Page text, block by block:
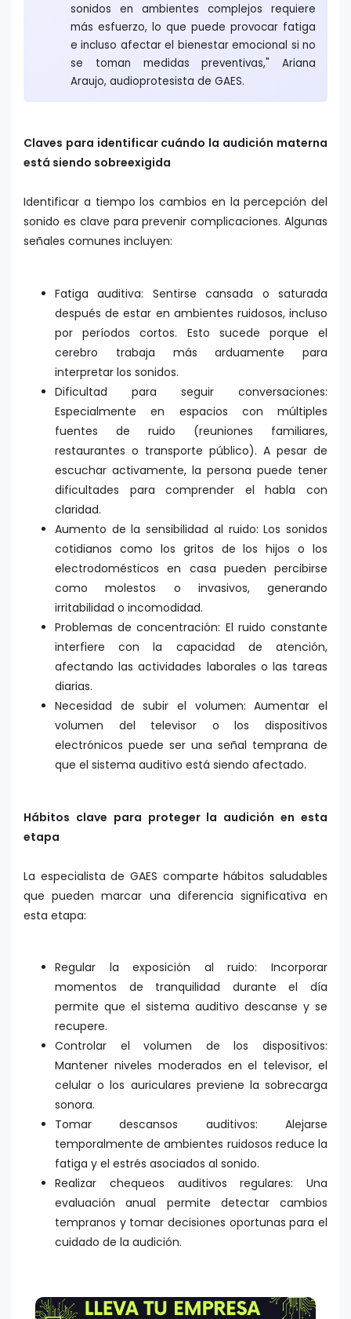
sonidos en ambientes complejos requiere
más esfuerzo, lo que puede provocar fatiga
e incluso afectar el bienestar emocional si no
se toman medidas preventivas," Ariana
Araujo, audioprotesista de GAES.
Claves para identificar cuándo la audición materna
está siendo sobreexigida
Identificar a tiempo los cambios en la percepción del
sonido es clave para prevenir complicaciones. Algunas
señales comunes incluyen:
Fatiga auditiva: Sentirse cansada o saturada
después de estar en ambientes ruidosos, incluso
por períodos cortos. Esto sucede porque el
cerebro trabaja más arduamente para
interpretar los sonidos.
Dificultad para seguir conversaciones:
Especialmente en espacios con múltiples
fuentes de ruido (reuniones familiares,
restaurantes o transporte público). A pesar de
escuchar activamente, la persona puede tener
dificultades para comprender el habla con
claridad.
Aumento de la sensibilidad al ruido: Los sonidos
cotidianos como los gritos de los hijos o los
electrodomésticos en casa pueden percibirse
como molestos o invasivos, generando
irritabilidad o incomodidad.
Problemas de concentración: El ruido constante
interfiere con la capacidad de atención,
afectando las actividades laborales o las tareas
diarias.
Necesidad de subir el volumen: Aumentar el
volumen del televisor o los dispositivos
electrónicos puede ser una señal temprana de
que el sistema auditivo está siendo afectado.
Hábitos clave para proteger la audición en esta
etapa
La especialista de GAES comparte hábitos saludables
que pueden marcar una diferencia significativa en
esta etapa:
Regular la exposición al ruido: Incorporar
momentos de tranquilidad durante el día
permite que el sistema auditivo descanse y se
recupere.
Controlar el volumen de los dispositivos:
Mantener niveles moderados en el televisor, el
celular o los auriculares previene la sobrecarga
sonora.
Tomar descansos auditivos: Alejarse
temporalmente de ambientes ruidosos reduce la
fatiga y el estrés asociados al sonido.
Realizar chequeos auditivos regulares: Una
evaluación anual permite detectar cambios
tempranos y tomar decisiones oportunas para el
cuidado de la audición.